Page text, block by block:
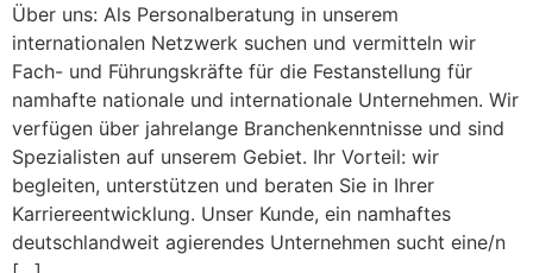
Über uns: Als Personalberatung in unserem
internationalen Netzwerk suchen und vermitteln wir
Fach- und Führungskräfte für die Festanstellung für
namhafte nationale und internationale Unternehmen. Wir
verfügen über jahrelange Branchenkenntnisse und sind
Spezialisten auf unserem Gebiet. Ihr Vorteil: wir
begleiten, unterstützen und beraten Sie in Ihrer
Karriereentwicklung. Unser Kunde, ein namhaftes
deutschlandweit agierendes Unternehmen sucht eine/n